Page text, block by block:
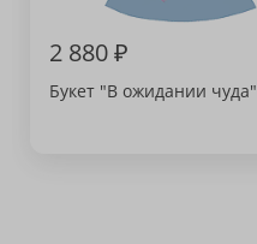
2 880 ₽
Букет "В ожидании чуда"